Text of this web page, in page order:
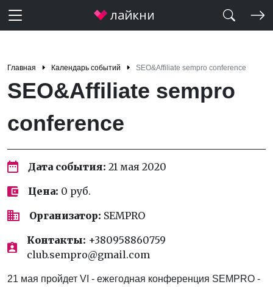
Главная Календарь событий SEO&Affiliate sempro conference
SEO&Affiliate sempro
conference
Дата события: 21 мая 2020
Цена: 0 руб.
Организатор: SEMPRO
Контакты: +380958860759
club.sempro@gmail.com
21 мая пройдет VI - ежегодная конференция SEMPRO -